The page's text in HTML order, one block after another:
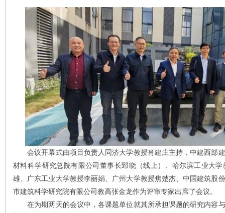
会议开幕式由项目负责人同济大学教授肖建庄主持，中建西部
材料科学研究总院有限公司董事长郅晓（线上）、哈尔滨工业大
雄、广东工业大学教授李丽娟、广州大学教授焦楚杰、中国建筑股
市建筑科学研究院有限公司教高张金龙作为评审专家出席了会议。
在为期两天的会议中，各课题单位就其所承担课题的研究内容